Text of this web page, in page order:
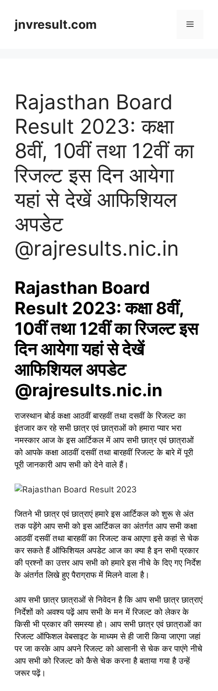
contentjnvresult.com Menu
Rajasthan Board
Result 2023: कक्षा
8वीं, 10वीं तथा 12वीं का
रिजल्ट इस दिन आयेगा
यहां से देखें आफिशियल
अपडेट
@rajresults.nic.in
Rajasthan Board
Result 2023: कक्षा 8वीं,
10वीं तथा 12वीं का रिजल्ट इस
दिन आयेगा यहां से देखें
आफिशियल अपडेट
@rajresults.nic.in
राजस्थान बोर्ड कक्षा आठवीं बारहवीं तथा दसवीं के रिजल्ट का
इंतजार कर रहे सभी छात्र एवं छात्राओं को हमारा प्यार भरा
नमस्कार आज के इस आर्टिकल में आप सभी छात्र एवं छात्राओं
को आपके कक्षा आठवीं दसवीं तथा बारहवीं रिजल्ट के बारे में पूरी
पूरी जानकारी आप सभी को देने वाले हैं।
जितने भी छात्र एवं छात्राएं हमारे इस आर्टिकल को शुरू से अंत
तक पड़ेंगे आप सभी को इस आर्टिकल का अंतर्गत आप सभी कक्षा
आठवीं दसवीं तथा बारहवीं का रिजल्ट कब आएगा इसे कहां से चेक
कर सकते हैं ऑफिशियल अपडेट आज का क्या है इन सभी प्रकार
की प्रश्नों का उत्तर आप सभी को हमारे इस नीचे के दिए गए निर्देश
के अंतर्गत लिखे हुए पैराग्राफ में मिलने वाला है।
आप सभी छात्र छात्राओं से निवेदन है कि आप सभी छात्र छात्राएं
निर्देशों को अवश्य पढ़ें आप सभी के मन में रिजल्ट को लेकर के
किसी भी प्रकार की समस्या हो। आप सभी छात्र एवं छात्राओं का
रिजल्ट ऑफिशल वेबसाइट के माध्यम से ही जारी किया जाएगा जहां
पर जा करके आप अपने रिजल्ट को आसानी से चेक कर पाएंगे नीचे
आप सभी को रिजल्ट को कैसे चेक करना है बताया गया है उन्हें
जरूर पढ़ें।